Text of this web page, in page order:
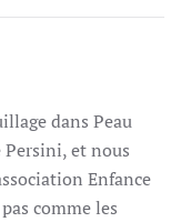
dans Peau
Persini, et nous
Enfance
comme les